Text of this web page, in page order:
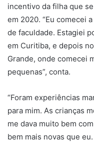
incentivo da filha que
em 2020. “Eu comecei
de faculdade. Estagiei
em Curitiba, e depois
Grande, onde comecei
pequenas”, conta.
“Foram experiências
para mim. As crianças
me dava muito bem
bem mais novas que